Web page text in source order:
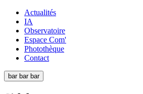
Actualités
IA
Observatoire
Espace Com'
Photothèque
Contact
bar bar bar